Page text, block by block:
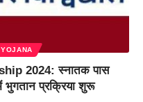
2024: स्नातक पास
प्रक्रिया शुरू